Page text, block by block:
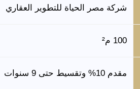
شركة مصر الحياة للتطوير العقاري
100 م²
مقدم 10% وتقسيط حتى 9 سنوات